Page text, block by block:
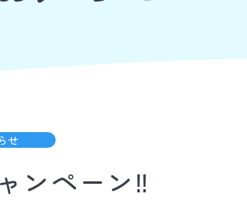
せ
ンペーン‼️